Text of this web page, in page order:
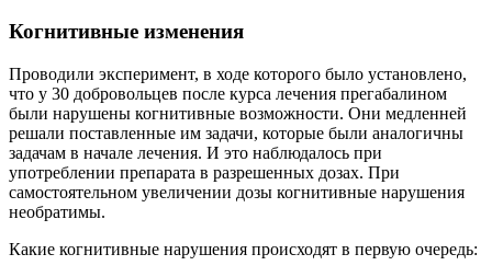
Когнитивные изменения
Проводили эксперимент, в ходе которого было установлено,
что у 30 добровольцев после курса лечения прегабалином
были нарушены когнитивные возможности. Они медленней
решали поставленные им задачи, которые были аналогичны
задачам в начале лечения. И это наблюдалось при
употреблении препарата в разрешенных дозах. При
самостоятельном увеличении дозы когнитивные нарушения
необратимы.
Какие когнитивные нарушения происходят в первую очередь: